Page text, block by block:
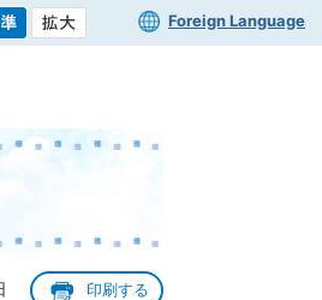
Foreign Language
印刷する